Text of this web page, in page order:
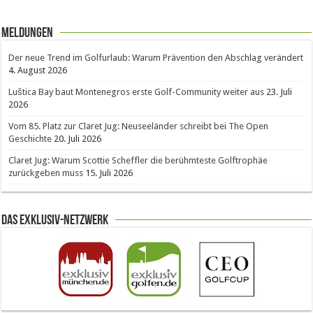
Meldungen
Der neue Trend im Golfurlaub: Warum Prävention den Abschlag verändert
4. August 2026
Luštica Bay baut Montenegros erste Golf-Community weiter aus 23. Juli
2026
Vom 85. Platz zur Claret Jug: Neuseeländer schreibt bei The Open
Geschichte 20. Juli 2026
Claret Jug: Warum Scottie Scheffler die berühmteste Golftrophäe
zurückgeben muss 15. Juli 2026
Das Exklusiv-Netzwerk